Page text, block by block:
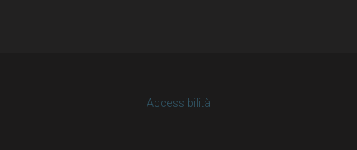
Accessibilità